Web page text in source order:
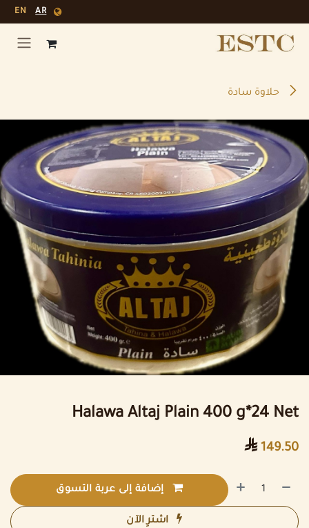
AR
EN
حلاوة سادة
Halawa Altaj Plain 400 g*24 Net
149.50

إضافة إلى عربة التسوق
اشترِ الآن